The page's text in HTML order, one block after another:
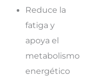
Reduce la
fatiga y
apoya el
metabolismo
energético